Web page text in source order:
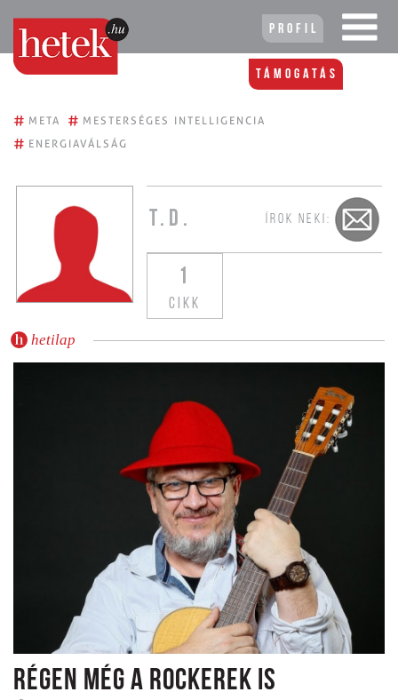
Profil
Támogatás
# META # MESTERSÉGES INTELLIGENCIA
# ENERGIAVÁLSÁG
T.D. ÍROK NEKI:
1
CIKK
hetilap
RÉGEN MÉG A ROCKEREK IS